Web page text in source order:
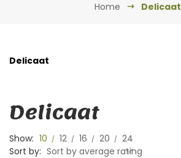
Home Delicaat
Delicaat
Delicaat
Show: 10 12 16 20
24
Sort by: Sort by average rating